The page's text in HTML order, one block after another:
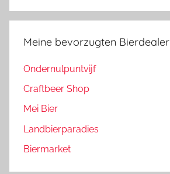
Meine bevorzugten Bierdealer
Ondernulpuntvijf
Craftbeer Shop
Mei Bier
Landbierparadies
Biermarket